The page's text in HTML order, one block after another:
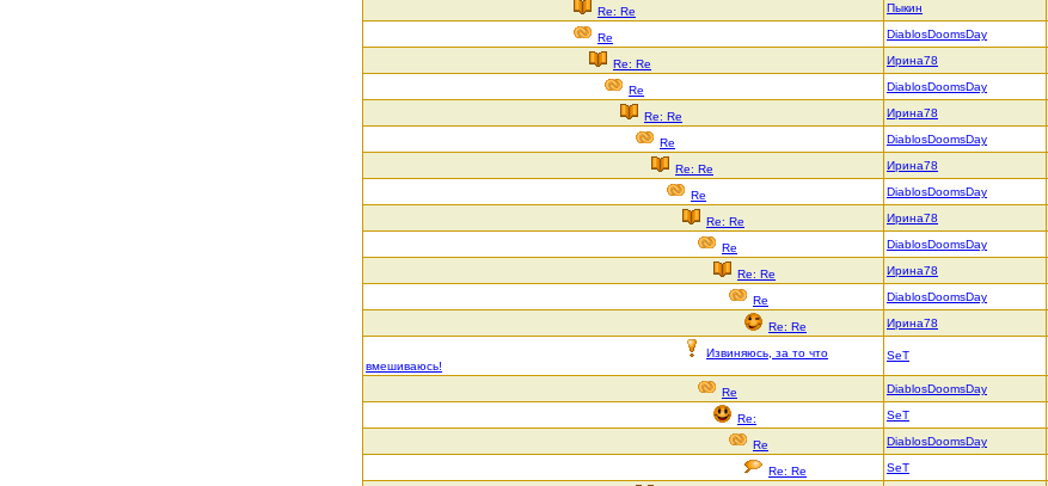
Re: Re Пыкин
Re DiablosDoomsDay
Re: Re Ирина78
Re DiablosDoomsDay
Re: Re Ирина78
Re DiablosDoomsDay
Re: Re Ирина78
Re DiablosDoomsDay
Re: Re Ирина78
Re DiablosDoomsDay
Re: Re Ирина78
Re DiablosDoomsDay
Re: Re Ирина78
Извиняюсь, за то что
вмешиваюсь!
SeT
Re DiablosDoomsDay
Re: SeT
Re DiablosDoomsDay
Re: Re SeT